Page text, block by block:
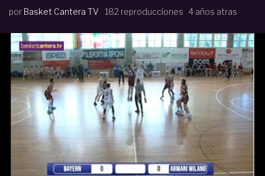
por Basket Cantera TV 182 reproducciones 4 años atras